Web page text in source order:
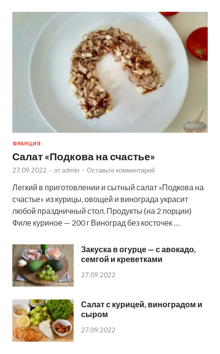
ФРАНЦИЯ
Салат «Подкова на счастье»
27.09.2022 - от admin - Оставьте комментарий
Легкий в приготовлении и сытный салат «Подкова на
счастье» из курицы, овощей и винограда украсит
любой праздничный стол. Продукты (на 2 порции)
Филе куриное — 200 г Виноград без косточек …
Закуска в огурце — с авокадо,
семгой и креветками
27.09.2022
Салат с курицей, виноградом и
сыром
27.09.2022